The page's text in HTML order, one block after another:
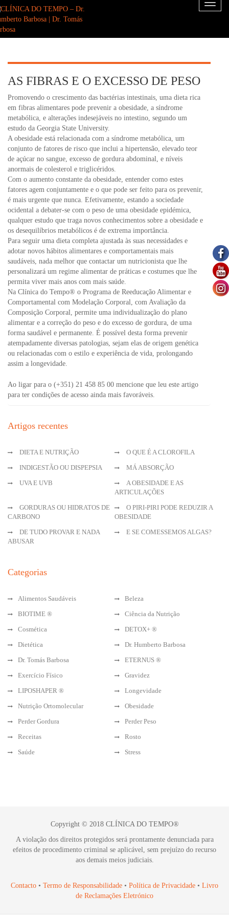
Toggle
AS FIBRAS E O EXCESSO DE PESO
Promovendo o crescimento das bactérias intestinais, uma dieta rica
em fibras alimentares pode prevenir a obesidade, a síndrome
metabólica, e alterações indesejáveis no intestino, segundo um
estudo da Georgia State University.
A obesidade está relacionada com a síndrome metabólica, um
conjunto de fatores de risco que inclui a hipertensão, elevado teor
de açúcar no sangue, excesso de gordura abdominal, e níveis
anormais de colesterol e triglicéridos.
Com o aumento constante da obesidade, entender como estes
fatores agem conjuntamente e o que pode ser feito para os prevenir,
é mais urgente que nunca. Efetivamente, estando a sociedade
ocidental a debater-se com o peso de uma obesidade epidémica,
qualquer estudo que traga novos conhecimentos sobre a obesidade e
os desequilíbrios metabólicos é de extrema importância.
Para seguir uma dieta completa ajustada às suas necessidades e
adotar novos hábitos alimentares e comportamentais mais
saudáveis, nada melhor que contactar um nutricionista que lhe
personalizará um regime alimentar de práticas e costumes que lhe
permita viver mais anos com mais saúde.
Na Clínica do Tempo® o Programa de Reeducação Alimentar e
Comportamental com Modelação Corporal, com Avaliação da
Composição Corporal, permite uma individualização do plano
alimentar e a correção do peso e do excesso de gordura, de uma
forma saudável e permanente. É possível desta forma prevenir
atempadamente diversas patologias, sejam elas de origem genética
ou relacionadas com o estilo e experiência de vida, prolongando
assim a longevidade.
Ao ligar para o (+351) 21 458 85 00 mencione que leu este artigo
para ter condições de acesso ainda mais favoráveis.
Artigos recentes
DIETA E NUTRIÇÃO
O QUE É A CLOROFILA
INDIGESTÃO OU DISPEPSIA
MÁ ABSORÇÃO
UVA E UVB
A OBESIDADE E AS
ARTICULAÇÕES
GORDURAS OU HIDRATOS DE
CARBONO
O PIRI-PIRI PODE REDUZIR A
OBESIDADE
DE TUDO PROVAR E NADA
ABUSAR
E SE COMESSEMOS ALGAS?
Categorias
Alimentos Saudáveis
Beleza
BIOTIME ®
Ciência da Nutrição
Cosmética
DETOX+ ®
Dietética
Dr. Humberto Barbosa
Dr. Tomás Barbosa
ETERNUS ®
Exercício Físico
Gravidez
LIPOSHAPER ®
Longevidade
Nutrição Ortomolecular
Obesidade
Perder Gordura
Perder Peso
Receitas
Rosto
Saúde
Stress
Copyright © 2018 CLÍNICA DO TEMPO®
A violação dos direitos protegidos será prontamente denunciada para
efeitos de procedimento criminal se aplicável, sem prejuízo do recurso
aos demais meios judiciais.
Contacto • Termo de Responsabilidade • Política de Privacidade • Livro
de Reclamações Eletrónico